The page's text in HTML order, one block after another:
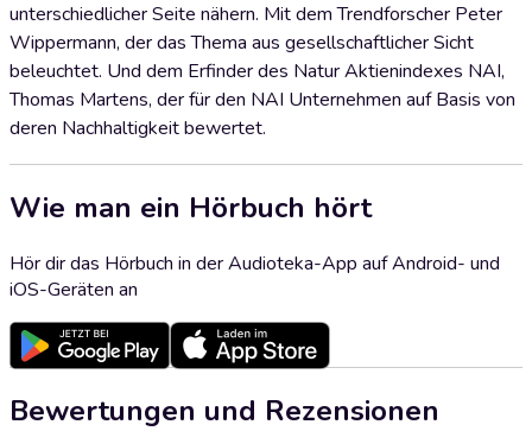
unterschiedlicher Seite nähern. Mit dem Trendforscher Peter
Wippermann, der das Thema aus gesellschaftlicher Sicht
beleuchtet. Und dem Erfinder des Natur Aktienindexes NAI,
Thomas Martens, der für den NAI Unternehmen auf Basis von
deren Nachhaltigkeit bewertet.
Wie man ein Hörbuch hört
Hör dir das Hörbuch in der Audioteka-App auf Android- und
iOS-Geräten an
Bewertungen und Rezensionen